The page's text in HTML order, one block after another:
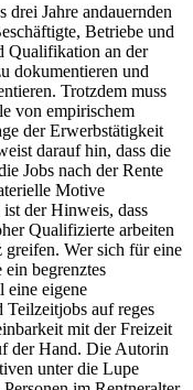
drei Jahre andauernden
Betriebe und
Qualifikation an der
dokumentieren und
Trotzdem muss
von empirischem
der Erwerbstätigkeit
darauf hin, dass die
Jobs nach der Rente
Motive
der Hinweis, dass
Qualifizierte arbeiten
greifen. Wer sich für eine
begrenztes
eine eigene
auf reges
mit der Freizeit
der Hand. Die Autorin
unter die Lupe